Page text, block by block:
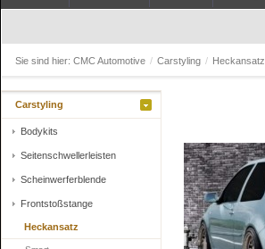
Sie sind hier: CMC Automotive / Carstyling / Heckansatz
Carstyling
Bodykits
Seitenschwellerleisten
Scheinwerferblende
Frontstoßstange
Heckansatz